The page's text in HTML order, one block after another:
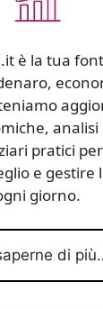
è la tua
analisi
pratici
e gestire
giorno.
di